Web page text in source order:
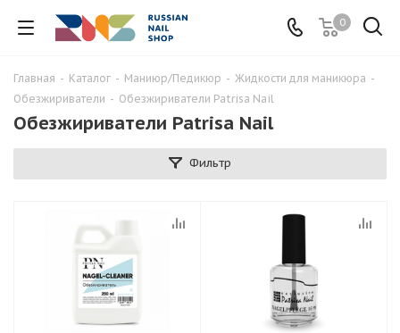
0
Главная - Каталог - Маниюр/Педикюр - Жидкости для маникюра -
Обезжириватели - Обезжириватели Patrisa Nail
Обезжириватели Patrisa Nail
Фильтр